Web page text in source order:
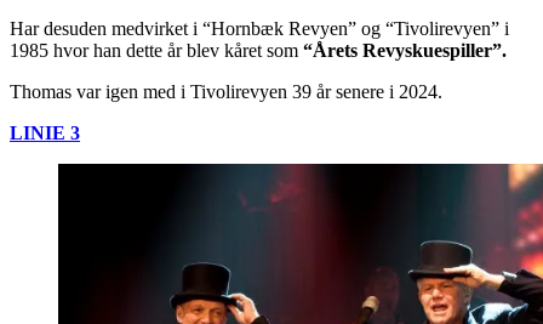
Har desuden medvirket i “Hornbæk Revyen” og “Tivolirevyen” i
1985 hvor han dette år blev kåret som “Årets Revyskuespiller”.
Thomas var igen med i Tivolirevyen 39 år senere i 2024.
LINIE 3